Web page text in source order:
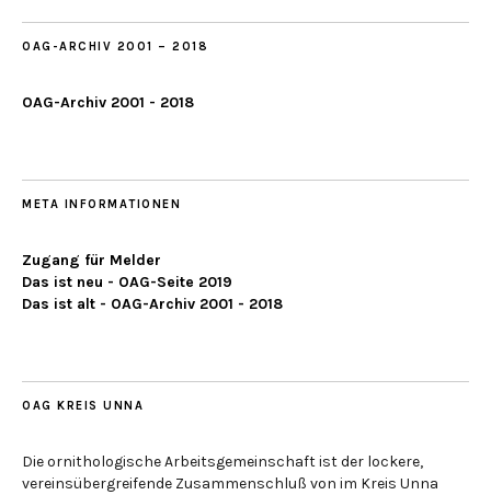
OAG-ARCHIV 2001 – 2018
OAG-Archiv 2001 - 2018
META INFORMATIONEN
Zugang für Melder
Das ist neu - OAG-Seite 2019
Das ist alt - OAG-Archiv 2001 - 2018
OAG KREIS UNNA
Die ornithologische Arbeitsgemeinschaft ist der lockere,
vereinsübergreifende Zusammenschluß von im Kreis Unna